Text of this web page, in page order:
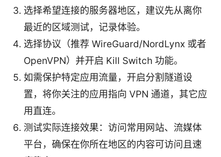
选择希望连接的服务器地区，建议先从离你
最近的区域测试，记录体验。
选择协议（推荐 WireGuard/NordLynx 或者
OpenVPN）并开启 Kill Switch 功能。
如需保护特定应用流量，开启分割隧道设
置，将你关注的应用指向 VPN 通道，其它应
用直连。
测试实际连接效果：访问常用网站、流媒体
平台，确保在你所在地区的内容可访问且速